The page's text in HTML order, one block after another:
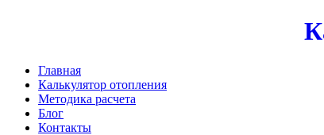
Главная
Калькулятор отопления
Методика расчета
Блог
Контакты